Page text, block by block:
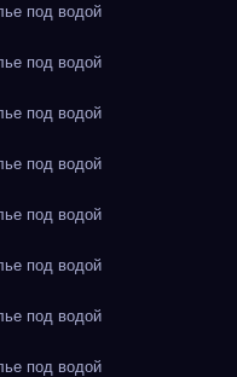
под водой
под водой
под водой
под водой
под водой
под водой
под водой
под водой